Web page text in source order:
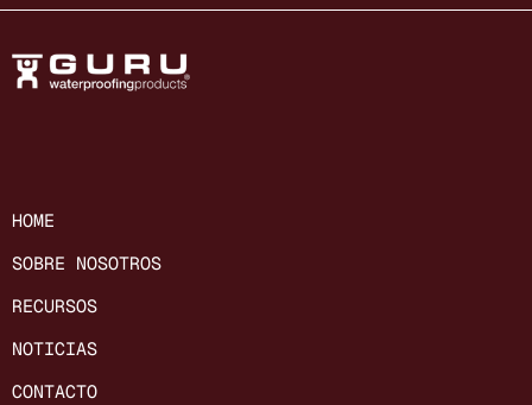
HOME
SOBRE NOSOTROS
RECURSOS
NOTICIAS
CONTACTO